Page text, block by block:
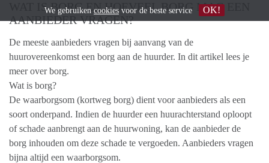
WAT IS BORG EN HOEVEEL BORG MAG EEN
AANBIEDER VRAGEN?
De meeste aanbieders vragen bij aanvang van de
huurovereenkomst een borg aan de huurder. In dit artikel lees je
meer over borg.
Wat is borg?
De waarborgsom (kortweg borg) dient voor aanbieders als een
soort onderpand. Indien de huurder een huurachterstand oploopt
of schade aanbrengt aan de huurwoning, kan de aanbieder de
borg inhouden om deze schade te vergoeden. Aanbieders vragen
bijna altijd een waarborgsom.
We gebruiken cookies voor de beste service OK!